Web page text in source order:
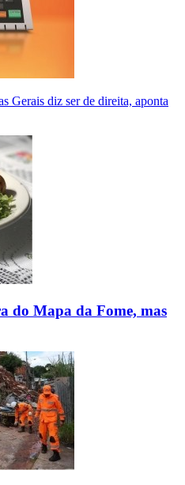
Gerais diz ser de direita, aponta
do Mapa da Fome, mas